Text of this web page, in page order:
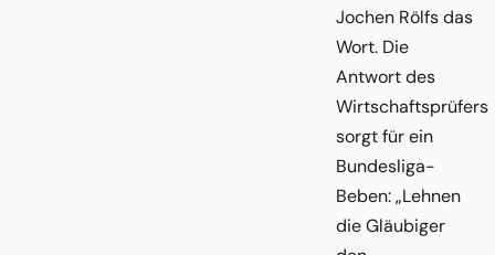
Jochen Rölfs das
Wort. Die
Antwort des
Wirtschaftsprüfers
sorgt für ein
Bundesliga-
Beben: „Lehnen
die Gläubiger